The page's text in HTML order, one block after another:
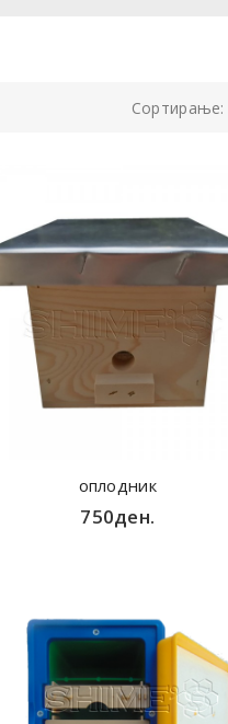
Сортирање:
оплодник
750ден.